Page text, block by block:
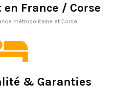
France / Corse
métropolitaine et Corse.
& Garanties